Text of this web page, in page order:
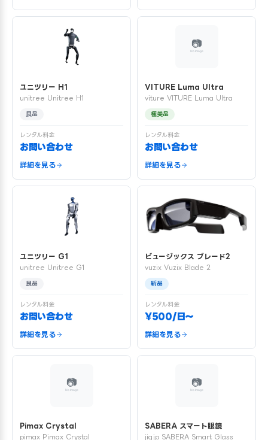
ユニツリー H1
unitree Unitree H1
良品
レンタル料金
お問い合わせ
詳細を見る
VITURE Luma Ultra
viture VITURE Luma Ultra
極美品
レンタル料金
お問い合わせ
詳細を見る
ユニツリー G1
unitree Unitree G1
良品
レンタル料金
お問い合わせ
詳細を見る
ビュージックス ブレード2
vuzix Vuzix Blade 2
新品
レンタル料金
¥500/日〜
詳細を見る
Pimax Crystal
pimax Pimax Crystal
SABERA スマート眼鏡
jigjp SABERA Smart Glass